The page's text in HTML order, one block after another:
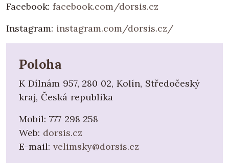
Facebook: facebook.com/dorsis.cz
Instagram: instagram.com/dorsis.cz/
Poloha
K Dílnám 957, 280 02, Kolín, Středočeský
kraj, Česká republika
Mobil: 777 298 258
Web: dorsis.cz
E-mail: velimsky@dorsis.cz